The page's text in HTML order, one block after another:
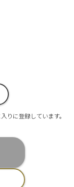
りに登録しています。